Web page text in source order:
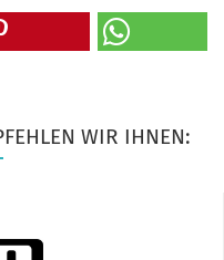
WIR IHNEN: